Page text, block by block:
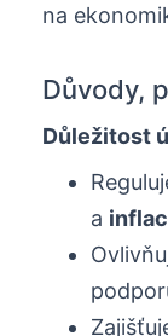
na
Důvody,
Důležitost
a